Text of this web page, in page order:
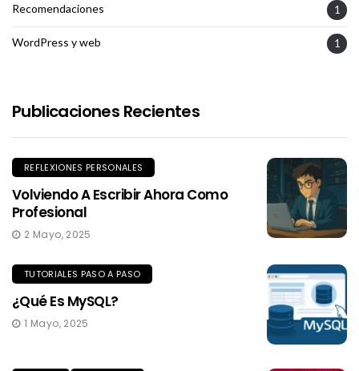
Recomendaciones 1
WordPress y web 1
Publicaciones Recientes
REFLEXIONES PERSONALES
Volviendo A Escribir Ahora Como
Profesional
2 Mayo, 2025
TUTORIALES PASO A PASO
¿Qué Es MySQL?
1 Mayo, 2025